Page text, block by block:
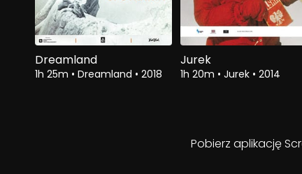
Dreamland
1h 25m • Dreamland • 2018
Jurek
1h 20m • Jurek • 2014
Pobierz aplikację